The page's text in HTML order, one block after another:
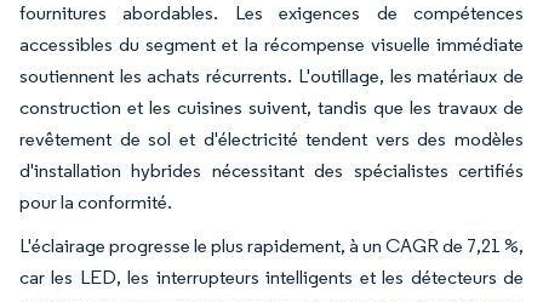
fournitures abordables. Les exigences de compétences
accessibles du segment et la récompense visuelle immédiate
soutiennent les achats récurrents. L'outillage, les matériaux de
construction et les cuisines suivent, tandis que les travaux de
revêtement de sol et d'électricité tendent vers des modèles
d'installation hybrides nécessitant des spécialistes certifiés
pour la conformité.
L'éclairage progresse le plus rapidement, à un CAGR de 7,21 %,
car les LED, les interrupteurs intelligents et les détecteurs de